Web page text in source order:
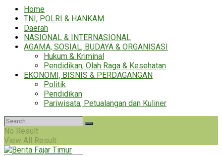
Home
TNI, POLRI & HANKAM
Daerah
NASIONAL & INTERNASIONAL
AGAMA, SOSIAL, BUDAYA & ORGANISASI
Hukum & Kriminal
Pendidikan, Olah Raga & Kesehatan
EKONOMI, BISNIS & PERDAGANGAN
Politik
Pendidikan
Pariwisata, Petualangan dan Kuliner
No Result
View All Result